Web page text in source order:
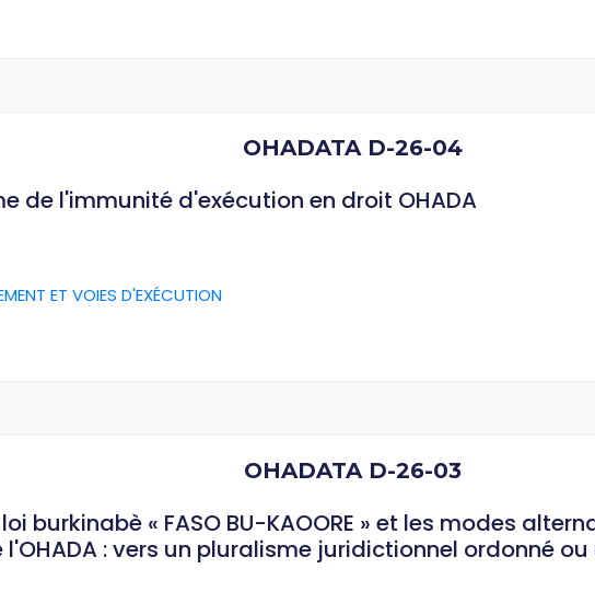
OHADATA D-26-04
de l'immunité d'exécution en droit OHADA
ET VOIES D'EXÉCUTION
OHADATA D-26-03
burkinabè « FASO BU-KAOORE » et les modes
: vers un pluralisme juridictionnel ordonné